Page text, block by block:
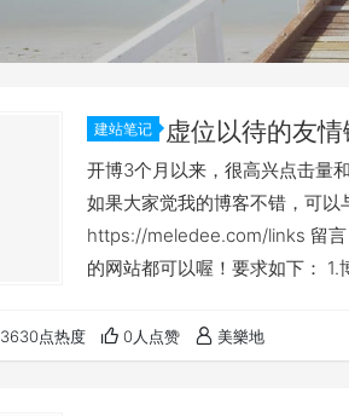
建站笔记 虚位以待的友
开博3个月以来，很高兴点击量
如果大家觉我的博客不错，可
https://meledee.com/links 留
的网站都可以喔！要求如下： 1.
请之前，敬请放上本博客的链
email，最好提供简介； 5.不定
3630点热度 0人点赞 美樂地